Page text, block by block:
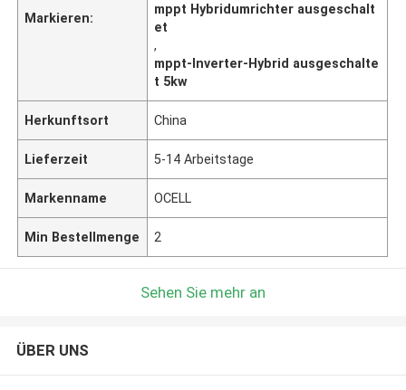
Markieren:
mppt Hybridumrichter ausgeschalt
et
,
mppt-Inverter-Hybrid ausgeschalte
t 5kw
Herkunftsort China
Lieferzeit 5-14 Arbeitstage
Markenname OCELL
Min Bestellmenge 2
Sehen Sie mehr an
ÜBER UNS